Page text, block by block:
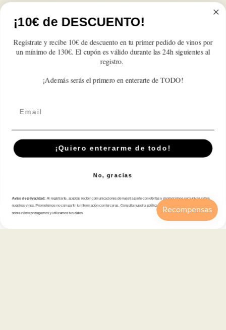
de
Ruavieja
de
Ruavieja
de
Ruavieja
de
Ruavieja
de
de
Sé el primero en escribir una reseña
Suscríbete A Nuestra Newsletter
Correo electrónico
Tienda
Cuenta Carrito
¡10€ de DESCUENTO!
Regístrate y recibe 10€ de descuento en tu primer pedido de vinos por
un mínimo de 130€. El cupón es válido durante las 24h siguientes al
registro.
¡Además serás el primero en enterarte de TODO!
¡Quiero enterarme de todo!
No, gracias
Aviso de privacidad: Al registrarte, aceptas recibir comunicaciones de nuestra parte con ofertas y promociones exclusivas sobre
nuestros vinos. Prometemos no compartir tu información con terceros. Consulta nuestra política de privacidad para más detalles
sobre cómo protegemos y utilizamos tus datos.